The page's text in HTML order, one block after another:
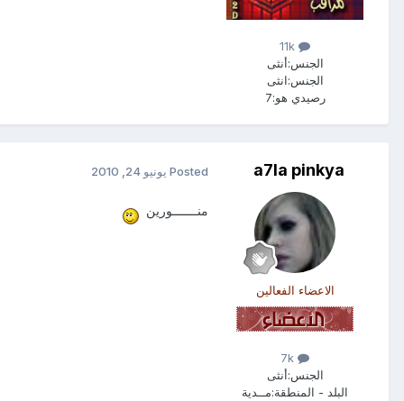
الجنس:أنثى
الجنس:انثى
رصيدي هو:7
a7la pinkya
الاعضاء الفعالين
الجنس:أنثى
البلد - المنطقة:مــدية
Posted يونيو 24, 2010
منـــــــورين